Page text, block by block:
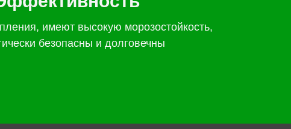
имеют высокую морозостойкость,
безопасны и долговечны